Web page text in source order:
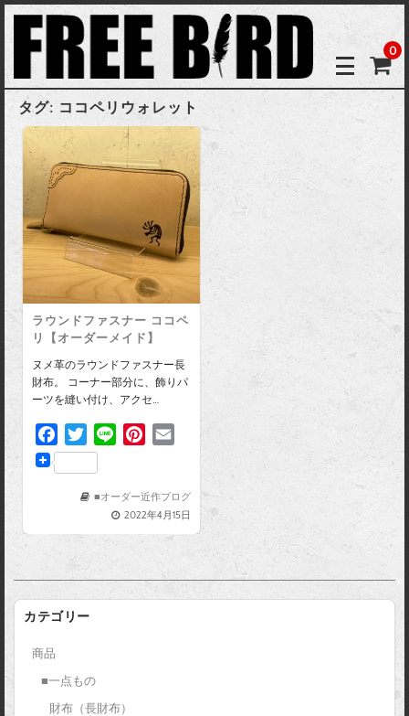
0
タグ: ココペリウォレット
ラウンドファスナー ココペ
リ【オーダーメイド】
ヌメ革のラウンドファスナー長
財布。 コーナー部分に、飾りパ
ーツを縫い付け、アクセ…
a
c
w
i
t
e
t
e
s
i
l
■オーダー近作ブログ
2022年4月15日
カテゴリー
商品
■一点もの
財布（長財布）